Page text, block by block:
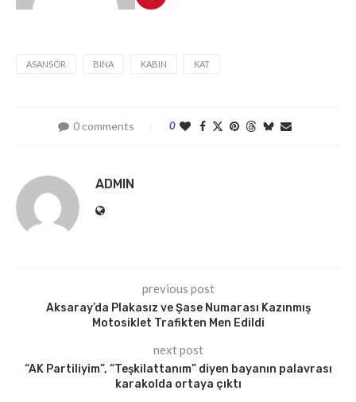
ASANSÖR BINA KABIN KAT
0 comments 0
ADMIN
previous post
Aksaray’da Plakasız ve Şase Numarası Kazınmış
Motosiklet Trafikten Men Edildi
next post
“AK Partiliyim”, “Teşkilattanım” diyen bayanın palavrası
karakolda ortaya çıktı